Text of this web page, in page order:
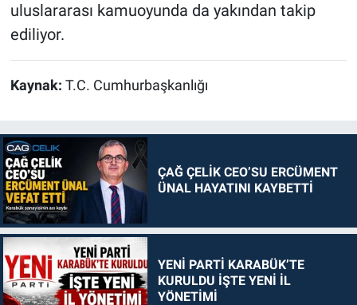
uluslararası kamuoyunda da yakından takip
ediliyor.
Kaynak: T.C. Cumhurbaşkanlığı
ÇAĞ ÇELİK CEO’SU ERCÜMENT
ÜNAL HAYATINI KAYBETTİ
YENİ PARTİ KARABÜK’TE
KURULDU İŞTE YENİ İL
YÖNETİMİ